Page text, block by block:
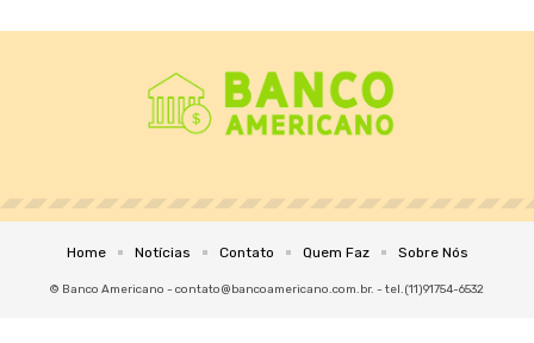
© Banco Americano - contato@bancoamericano.com.br. - tel.(11)91754-6532
Home Notícias Contato Quem Faz Sobre Nós